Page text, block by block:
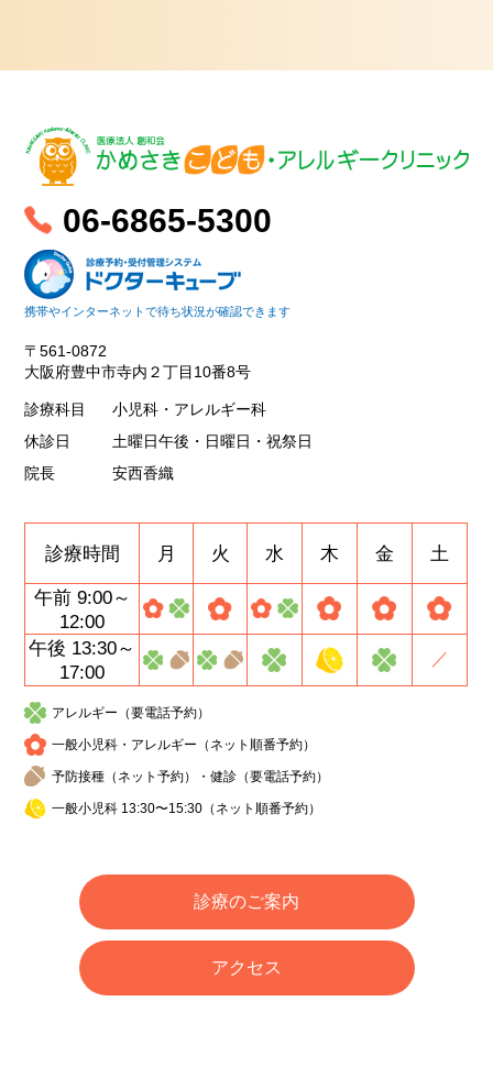
06-6865-5300
携帯やインターネットで待ち状況が確認できます
〒561-0872
大阪府豊中市寺内２丁目10番8号
診療科目
小児科・アレルギー科
休診日
土曜日午後・日曜日・祝祭日
院長
安西香織
診療時間 月 火 水 木 金
土
午前 9:00～
12:00
午後 13:30～
17:00
／
アレルギー（要電話予約）
一般小児科・アレルギー（ネット順番予約）
予防接種（ネット予約）・健診（要電話予約）
一般小児科 13:30〜15:30（ネット順番予約）
診療のご案内
アクセス